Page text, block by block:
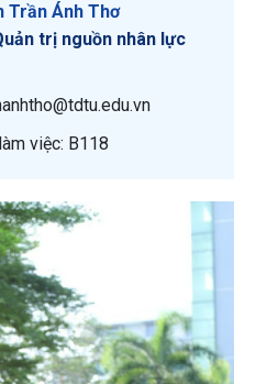
Trần Ánh Thơ
trị nguồn nhân lực
việc: B118